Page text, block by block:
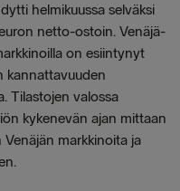
helmikuussa selväksi
netto-ostoin. Venäjä-
on esiintynyt
kannattavuuden
Tilastojen valossa
kykenevän ajan mittaan
markkinoita ja